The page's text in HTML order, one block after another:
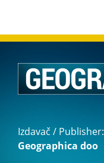
Izdavač / Publisher:
Geographica doo